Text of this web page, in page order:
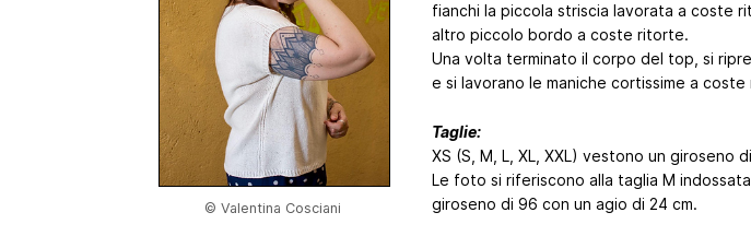
© Valentina Cosciani
fianchi la piccola striscia lavorata a coste
altro piccolo bordo a coste ritorte.
Una volta terminato il corpo del top, si
e si lavorano le maniche cortissime a
Taglie:
XS (S, M, L, XL, XXL) vestono un giroseno
Le foto si riferiscono alla taglia M
giroseno di 96 con un agio di 24 cm.